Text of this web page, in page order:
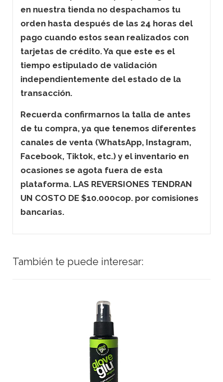
en nuestra tienda no despachamos tu
orden hasta después de las 24 horas del
pago cuando estos sean realizados con
tarjetas de crédito. Ya que este es el
tiempo estipulado de validación
independientemente del estado de la
transacción.
Recuerda confirmarnos la talla de antes
de tu compra, ya que tenemos diferentes
canales de venta (WhatsApp, Instagram,
Facebook, Tiktok, etc.) y el inventario en
ocasiones se agota fuera de esta
plataforma. LAS REVERSIONES TENDRAN
UN COSTO DE $10.000cop. por comisiones
bancarias.
También te puede interesar: